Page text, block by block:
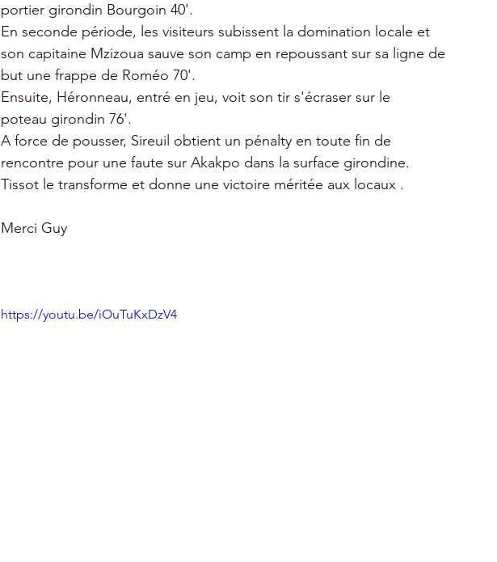
portier girondin Bourgoin 40'.
En seconde période, les visiteurs subissent la domination locale et
son capitaine Mzizoua sauve son camp en repoussant sur sa ligne de
but une frappe de Roméo 70'.
Ensuite, Héronneau, entré en jeu, voit son tir s'écraser sur le
poteau girondin 76'.
A force de pousser, Sireuil obtient un pénalty en toute fin de
rencontre pour une faute sur Akakpo dans la surface girondine.
Tissot le transforme et donne une victoire méritée aux locaux .
Merci Guy
https://youtu.be/iOuTuKxDzV4